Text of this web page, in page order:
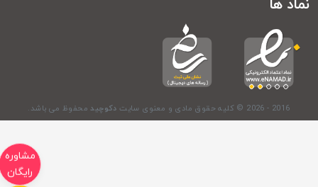
ها
© 2026 - 2016کلیه حقوق مادی و معنوی سایتدکوچیدمحفوظ می باشد.
مشاوره
رایگان